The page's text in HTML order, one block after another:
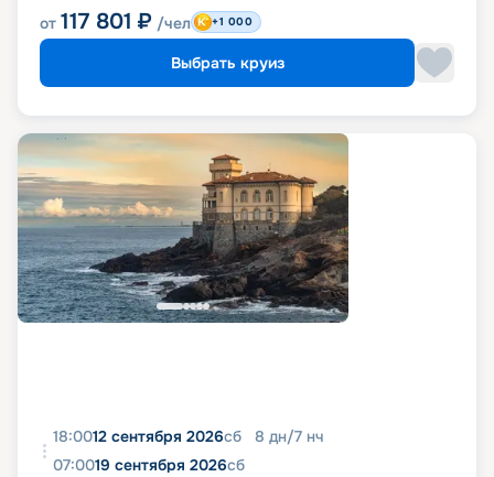
от 117 801 ₽ /чел +1 000
Выбрать круиз
18:0012 сентября 2026сб 8 дн/7 нч
07:0019 сентября 2026сб